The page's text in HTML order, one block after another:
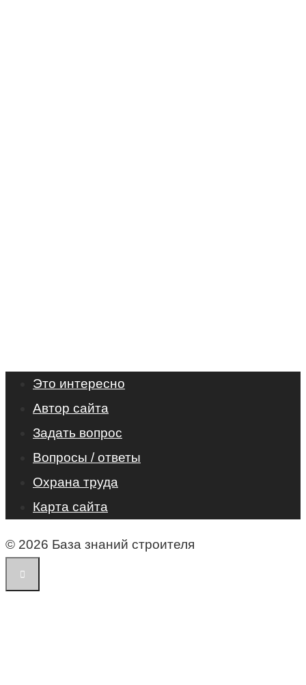
Это интересно
Автор сайта
Задать вопрос
Вопросы / ответы
Охрана труда
Карта сайта
© 2026 База знаний строителя